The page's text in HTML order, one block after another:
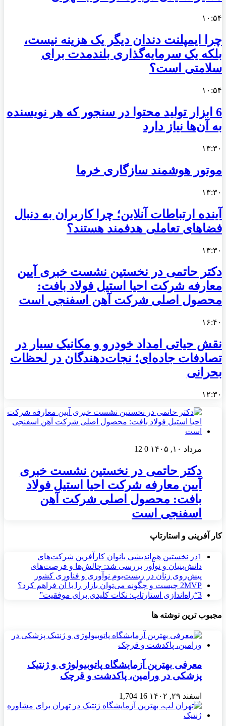
۱۰:۵۴
چرا ایمپلنت دندان دیگر یک هزینه نیست،
بلکه یک سرمایه‌گذاری بلندمدت برای
سلامتی است؟
۱۰:۵۴
6 ابزار تولید محتوا در سنجور که هر نویسنده
به آن‌ها نیاز دارد
۱۳:۳۰
موتور هوشمند سازگاری خرما
۱۳:۳۰
آینده ارتباطات آنلاین؛ چرا کاربران به دنبال
فضاهای تعاملی هدفمند هستند؟
۱۳:۳۰
دکتر حاتمی در نخستین نشست خبری آیین
معارفه شرکت احیا استیل فولاد بافت:
محصول اصلی شرکت آهن اسفنجی است
۱۶:۴۰
نقش حیاتی امداد خودرو و مکانیک سیار در
تصادفات جاده‌ای؛ نجات‌دهندگان در لحظات
بحرانی
۱۲:۳۰
مرداد ۱۰, ۱۴۰۵ 0
12
دکتر حاتمی در نخستین نشست خبری
آیین معارفه شرکت احیا استیل فولاد
بافت: محصول اصلی شرکت آهن
اسفنجی است
کار آفرینی و استارتاپ
1در نخستین هم‌اندیشی بانوان کارآفرین شرکت‌های
دانش‌بنیان و نوآور بررسی شد: چالش‌ها و فرصت‌های
پیش‌روی زنان در زیست‌بوم نوآوری و فناوری کشور
2MVP چیست و چگونه می‌توان بازار را با آن فراهم کرد؟
3“راه‌اندازی استارتاپ: نکات کلیدی برای موفقیت”
مجبوب ترین نوشته ها
معرفی بهترین آزمایشگاه پاتوبیولوژی و ژنتیک
پزشکی در ورامین، پاکدشت و قرچک
اسفند ۲۹, ۱۴۰۲ 16
1,704